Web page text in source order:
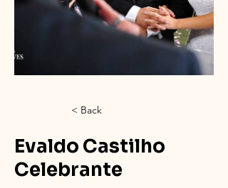
< Back
Evaldo Castilho
Celebrante